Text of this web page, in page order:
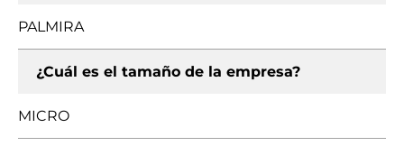
PALMIRA
¿Cuál es el tamaño de la empresa?
MICRO